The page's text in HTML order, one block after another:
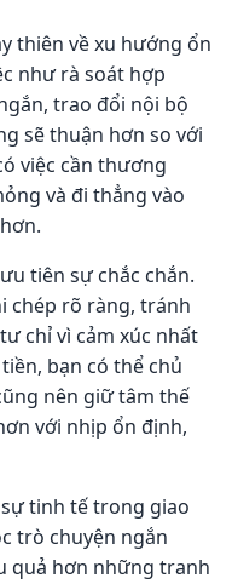
thiên về xu hướng ổn
như rà soát hợp
trao đổi nội bộ
sẽ thuận hơn so với
việc cần thương
và đi thẳng vào
tiên sự chắc chắn.
chép rõ ràng, tránh
chỉ vì cảm xúc nhất
bạn có thể chủ
nên giữ tâm thế
với nhịp ổn định,
sự tinh tế trong giao
trò chuyện ngắn
quả hơn những tranh